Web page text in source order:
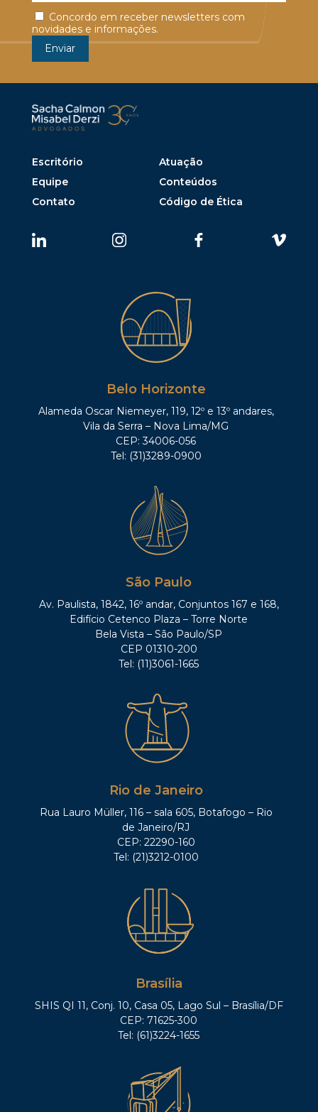
Concordo em receber newsletters com
novidades e informações.
Escritório
Atuação
Equipe
Conteúdos
Contato
Código de Ética
Belo Horizonte
Alameda Oscar Niemeyer, 119, 12º e 13º andares,
Vila da Serra – Nova Lima/MG
CEP: 34006-056
Tel: (31)3289-0900
São Paulo
Av. Paulista, 1842, 16º andar, Conjuntos 167 e 168,
Edifício Cetenco Plaza – Torre Norte
Bela Vista – São Paulo/SP
CEP 01310-200
Tel: (11)3061-1665
Rio de Janeiro
Rua Lauro Müller, 116 – sala 605, Botafogo – Rio
de Janeiro/RJ
CEP: 22290-160
Tel: (21)3212-0100
Brasília
SHIS QI 11, Conj. 10, Casa 05, Lago Sul – Brasília/DF
CEP: 71625-300
Tel: (61)3224-1655